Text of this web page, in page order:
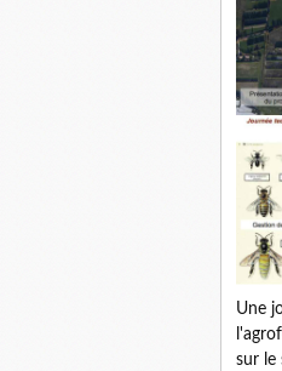
Une
sur le